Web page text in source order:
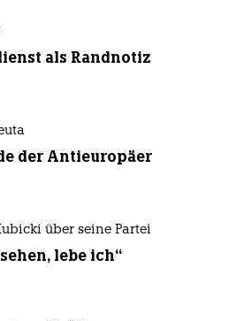
als Randnotiz
der Antieuropäer
über seine Partei
lebe ich“